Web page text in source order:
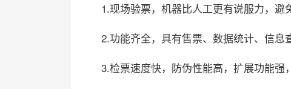
1.现场验票，机器比人工更有说服力，避
2.功能齐全，具有售票、数据统计、信息
3.检票速度快，防伪性能高，扩展功能强